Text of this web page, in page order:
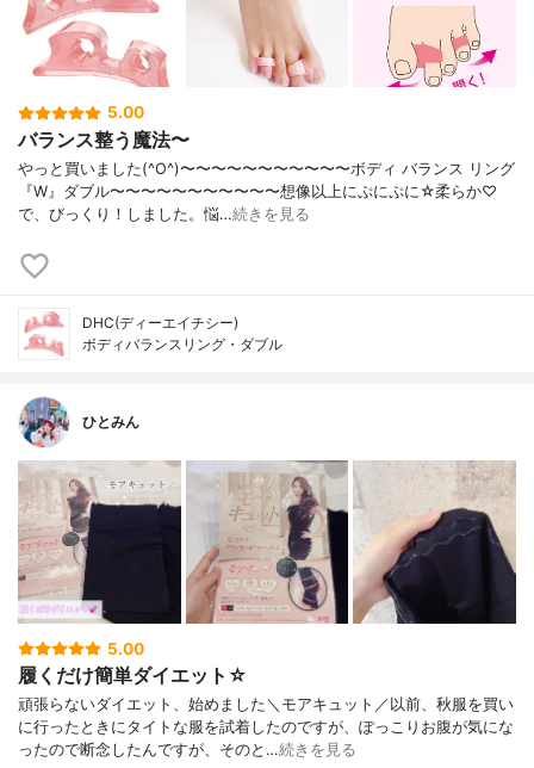
5.00
バランス整う魔法〜
やっと買いました(^O^)〜〜〜〜〜〜〜〜〜〜〜ボディ バランス リング
『W』ダブル〜〜〜〜〜〜〜〜〜〜〜想像以上にぷにぷに☆柔らか♡
で、びっくり！しました。悩…続きを見る
DHC(ディーエイチシー)
ボディバランスリング・ダブル
ひとみん
5.00
履くだけ簡単ダイエット☆
頑張らないダイエット、始めました＼モアキュット／以前、秋服を買い
に行ったときにタイトな服を試着したのですが、ぽっこりお腹が気にな
ったので断念したんですが、そのと…続きを見る